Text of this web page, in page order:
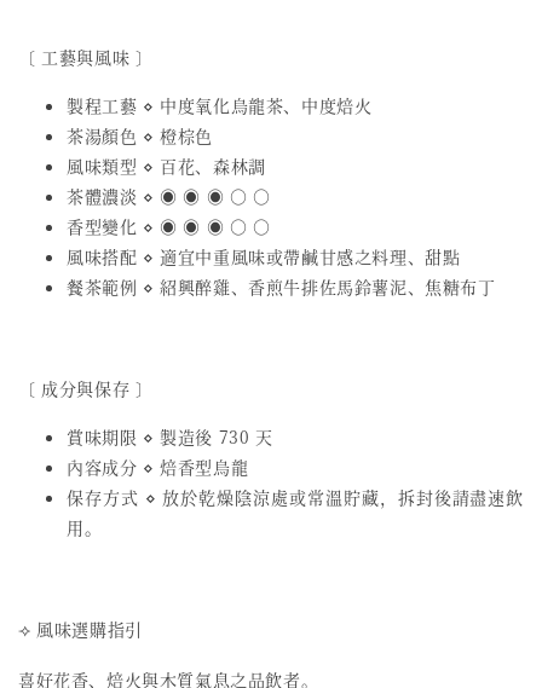
〔 工藝與風味 〕
製程工藝 ⋄ 中度氧化烏龍茶、中度焙火
茶湯顏色 ⋄ 橙棕色
風味類型 ⋄ 百花、森林調
茶體濃淡 ⋄ ◉ ◉ ◉ ○ ○
香型變化 ⋄ ◉ ◉ ◉ ○ ○
風味搭配 ⋄ 適宜中重風味或帶鹹甘感之料理、甜點
餐茶範例 ⋄ 紹興醉雞、香煎牛排佐馬鈴薯泥、焦糖布丁
〔 成分與保存 〕
賞味期限 ⋄ 製造後 730 天
內容成分 ⋄ 焙香型烏龍
保存方式 ⋄ 放於乾燥陰涼處或常溫貯藏，拆封後請盡速飲
用。
⟢ 風味選購指引
喜好花香、焙火與木質氣息之品飲者。